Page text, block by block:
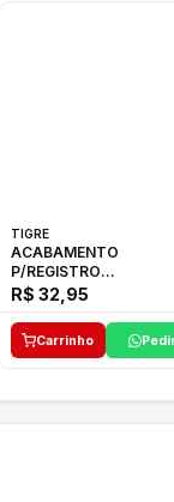
TIGRE
ACABAMENTO
P/REGISTRO
1/2"-3/4"-1"ELLA
R$ 32,95
Carrinho